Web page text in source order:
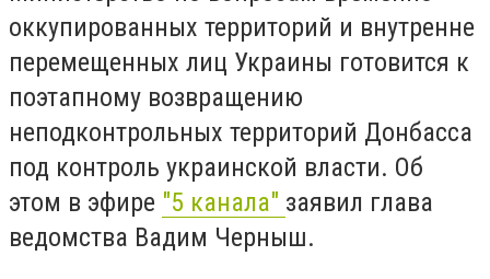
оккупированных территорий и внутренне
перемещенных лиц Украины готовится к
поэтапному возвращению
неподконтрольных территорий Донбасса
под контроль украинской власти. Об
этом в эфире "5 канала" заявил глава
ведомства Вадим Черныш.